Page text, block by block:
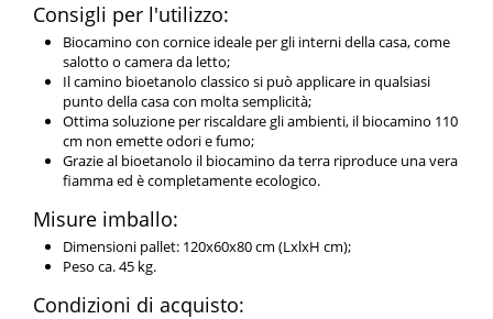
Consigli per l'utilizzo:
Biocamino con cornice ideale per gli interni della casa, come
salotto o camera da letto;
Il camino bioetanolo classico si può applicare in qualsiasi
punto della casa con molta semplicità;
Ottima soluzione per riscaldare gli ambienti, il biocamino 110
cm non emette odori e fumo;
Grazie al bioetanolo il biocamino da terra riproduce una vera
fiamma ed è completamente ecologico.
Misure imballo:
Dimensioni pallet: 120x60x80 cm (LxlxH cm);
Peso ca. 45 kg.
Condizioni di acquisto: